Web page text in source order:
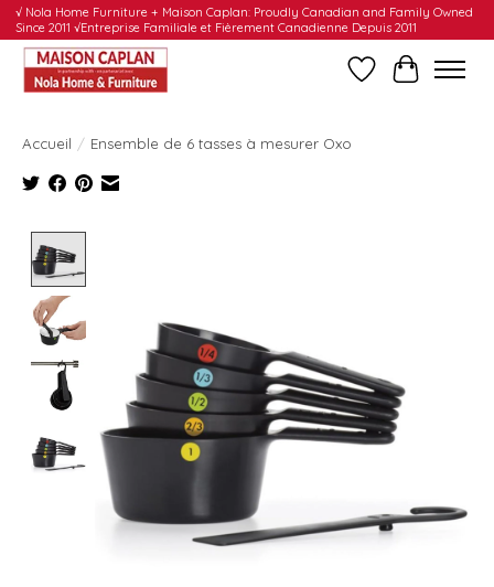
√ Nola Home Furniture + Maison Caplan: Proudly Canadian and Family Owned
Since 2011 √Entreprise Familiale et Fièrement Canadienne Depuis 2011
Liste dePanier
Accueil / Ensemble de 6 tasses à mesurer Oxo